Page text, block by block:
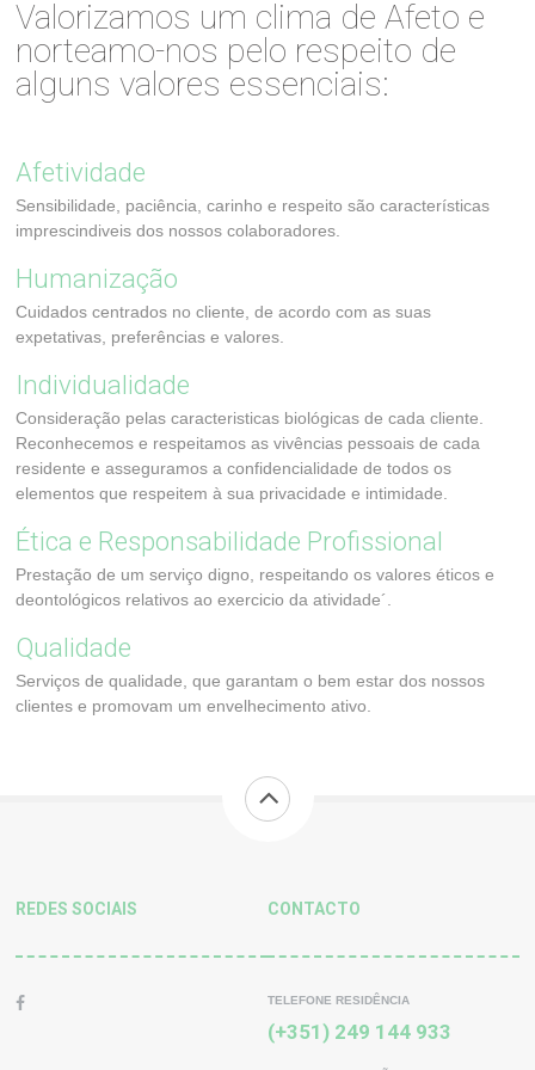
Valorizamos um clima de Afeto e
norteamo-nos pelo respeito de
alguns valores essenciais:
Afetividade
Sensibilidade, paciência, carinho e respeito são características
imprescindiveis dos nossos colaboradores.
Humanização
Cuidados centrados no cliente, de acordo com as suas
expetativas, preferências e valores.
Individualidade
Consideração pelas caracteristicas biológicas de cada cliente.
Reconhecemos e respeitamos as vivências pessoais de cada
residente e asseguramos a confidencialidade de todos os
elementos que respeitem à sua privacidade e intimidade.
Ética e Responsabilidade Profissional
Prestação de um serviço digno, respeitando os valores éticos e
deontológicos relativos ao exercicio da atividade´.
Qualidade
Serviços de qualidade, que garantam o bem estar dos nossos
clientes e promovam um envelhecimento ativo.
REDES SOCIAIS CONTACTO
TELEFONE RESIDÊNCIA
(+351) 249 144 933